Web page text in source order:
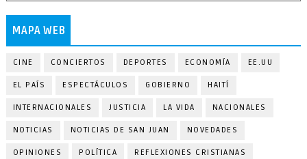
MAPA WEB
CINE CONCIERTOS DEPORTES ECONOMÍA EE.UU
EL PAÍS ESPECTÁCULOS GOBIERNO HAITÍ
INTERNACIONALES JUSTICIA LA VIDA NACIONALES
NOTICIAS NOTICIAS DE SAN JUAN NOVEDADES
OPINIONES POLÍTICA REFLEXIONES CRISTIANAS